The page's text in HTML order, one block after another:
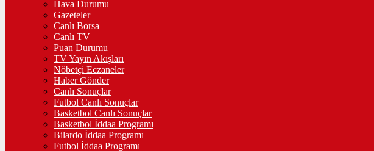
Hava Durumu
Gazeteler
Canlı Borsa
Canlı TV
Puan Durumu
TV Yayın Akışları
Nöbetçi Eczaneler
Haber Gönder
Canlı Sonuçlar
Futbol Canlı Sonuçlar
Basketbol Canlı Sonuçlar
Basketbol İddaa Programı
Bilardo İddaa Programı
Futbol İddaa Programı